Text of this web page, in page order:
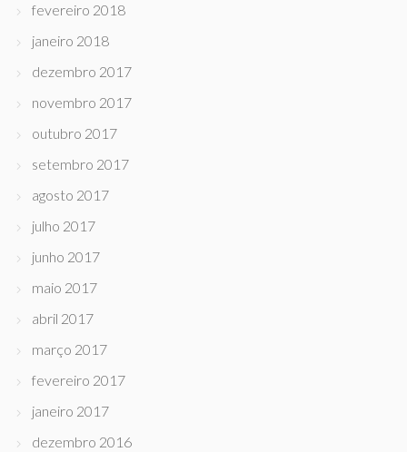
fevereiro 2018
janeiro 2018
dezembro 2017
novembro 2017
outubro 2017
setembro 2017
agosto 2017
julho 2017
junho 2017
maio 2017
abril 2017
março 2017
fevereiro 2017
janeiro 2017
dezembro 2016